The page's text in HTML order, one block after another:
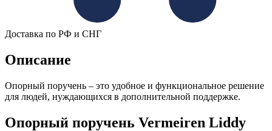
Доставка по РФ и СНГ
Описание
Опорный поручень – это удобное и функциональное решение
для людей, нуждающихся в дополнительной поддержке.
Опорный поручень Vermeiren Liddy